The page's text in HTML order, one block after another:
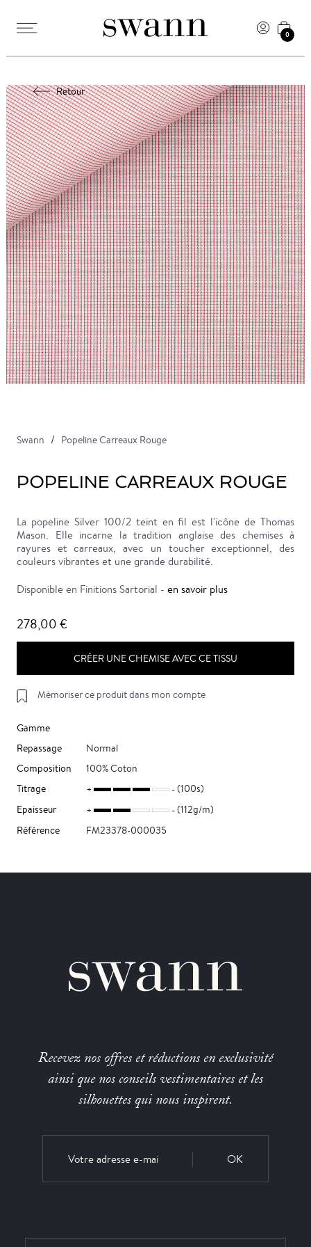
0
Retour
Swann Popeline Carreaux Rouge
POPELINE CARREAUX ROUGE
La popeline Silver 100/2 teint en fil est l'icône de Thomas
Mason. Elle incarne la tradition anglaise des chemises à
rayures et carreaux, avec un toucher exceptionnel, des
couleurs vibrantes et une grande durabilité.
Disponible en Finitions Sartorial - en savoir plus
278,00 €
CRÉER UNE CHEMISE AVEC CE TISSU
Mémoriser ce produit dans mon compte
Gamme
Repassage
Normal
Composition
100% Coton
Titrage
(100s)
Epaisseur
(112g/m)
Référence
FM23378-000035
Recevez nos offres et réductions en exclusivité
ainsi que nos conseils vestimentaires et les
silhouettes qui nous inspirent.
OK